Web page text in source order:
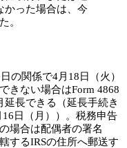
かった場合は、今
。
の関係で4月18日（火）
きない場合はForm 4868
長できる（延長手続き
日（月））。税務申告
場合は配偶者の署名
するIRSの住所へ郵送す